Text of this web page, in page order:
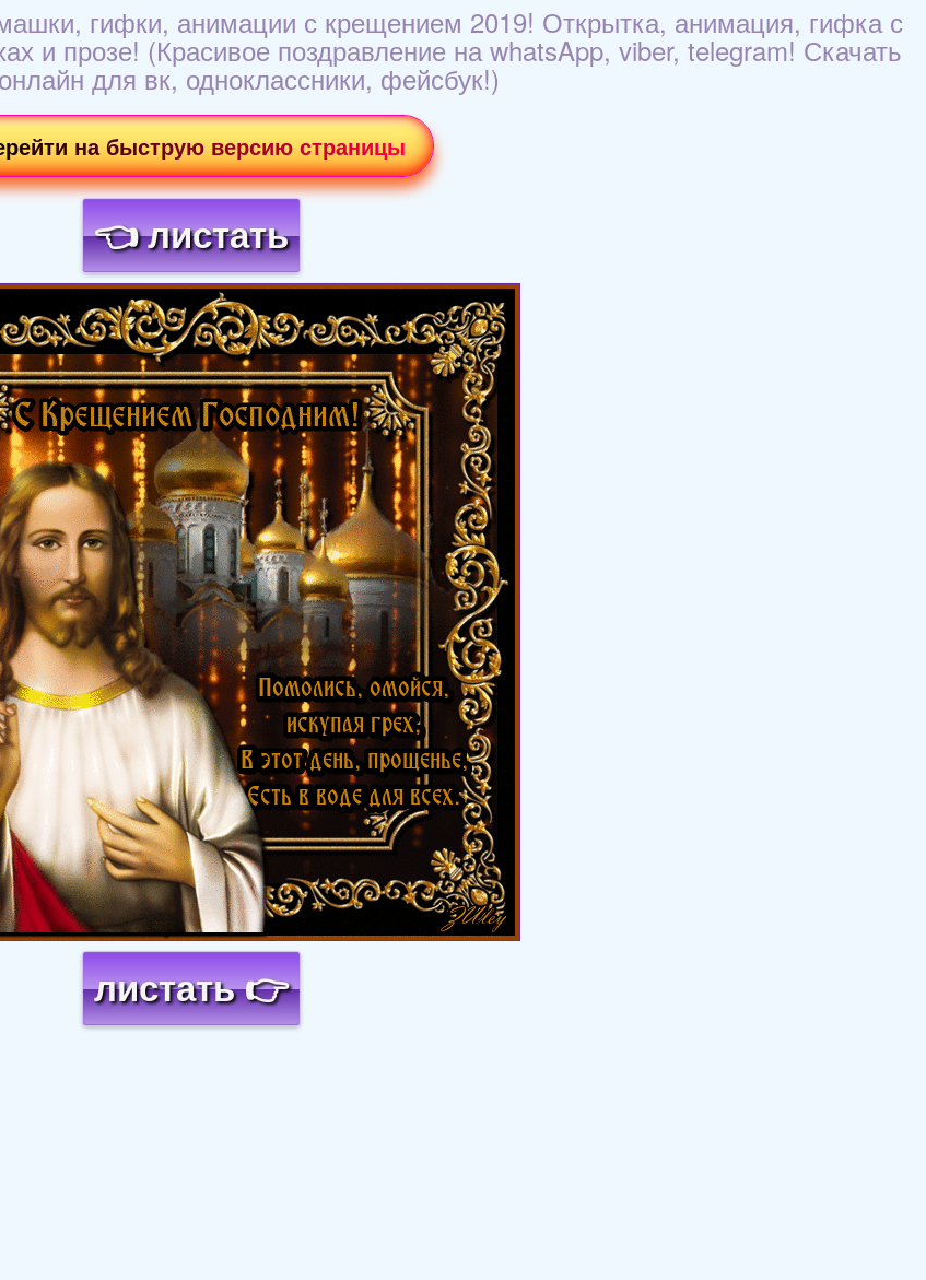
гифки, анимации с крещением 2019! Открытка, анимация, гифка с
и прозе! (Красивое поздравление на whatsApp, viber, telegram! Скачать
для вк, одноклассники, фейсбук!)
на быструю версию страницы
👈 листать
Загрузка картинки...
листать 👉